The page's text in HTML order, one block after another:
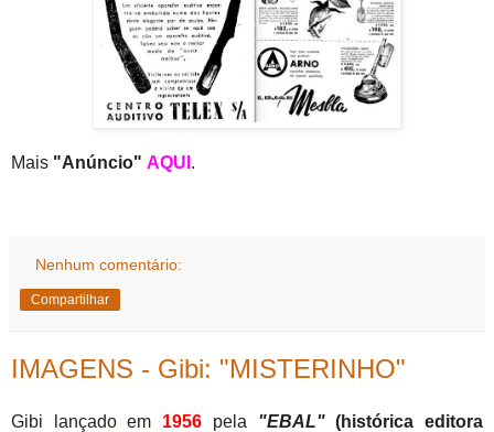
Mais "Anúncio" AQUI .
Nenhum comentário:
Compartilhar
IMAGENS - Gibi: "MISTERINHO"
Gibi lançado em 1956 pela "EBAL"(histórica editora